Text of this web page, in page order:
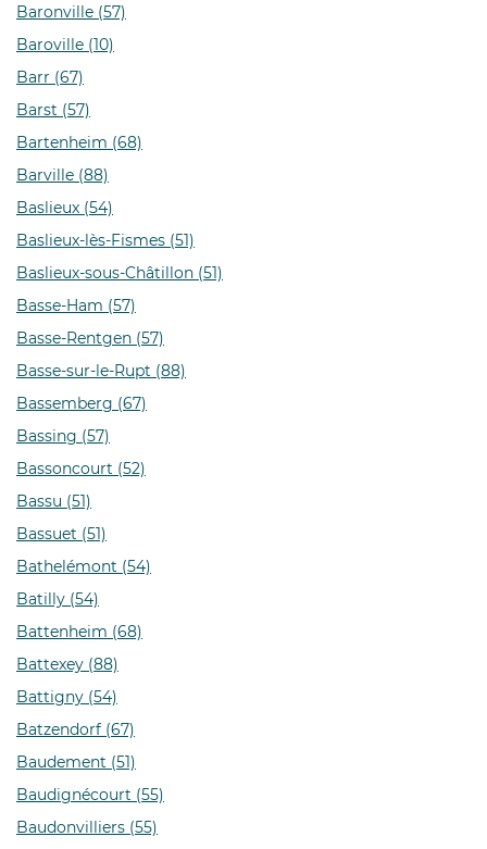
Baronville (57)
Baroville (10)
Barr (67)
Barst (57)
Bartenheim (68)
Barville (88)
Baslieux (54)
Baslieux-lès-Fismes (51)
Baslieux-sous-Châtillon (51)
Basse-Ham (57)
Basse-Rentgen (57)
Basse-sur-le-Rupt (88)
Bassemberg (67)
Bassing (57)
Bassoncourt (52)
Bassu (51)
Bassuet (51)
Bathelémont (54)
Batilly (54)
Battenheim (68)
Battexey (88)
Battigny (54)
Batzendorf (67)
Baudement (51)
Baudignécourt (55)
Baudonvilliers (55)